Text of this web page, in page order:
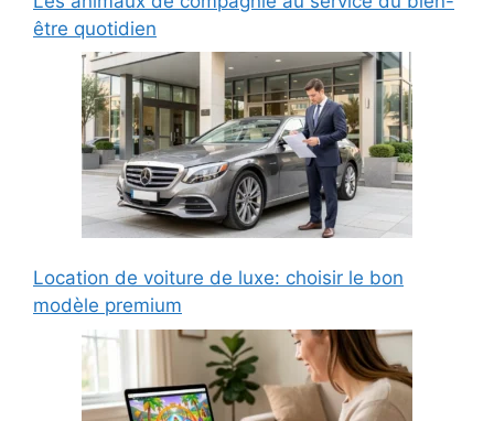
être quotidien
Location de voiture de luxe: choisir le bon
modèle premium